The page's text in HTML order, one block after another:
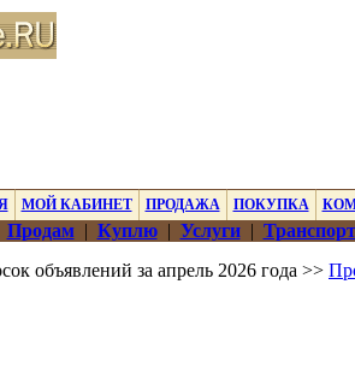
МОЙ КАБИНЕТ ПРОДАЖА ПОКУПКА
Продам| Куплю| Услуги|
объявлений за апрель 2026 года >>